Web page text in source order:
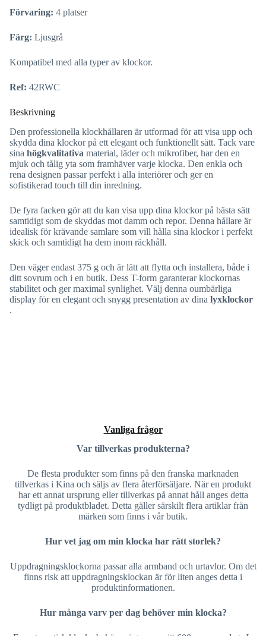
Förvaring: 4 platser
Färg: Ljusgrå
Kompatibel med alla typer av klockor.
Ref: 42RWC
Beskrivning
Den professionella klockhållaren är utformad för att visa upp och
skydda dina klockor på ett elegant och funktionellt sätt. Tack vare
sina högkvalitativa material, läder och mikrofiber, har den en
mjuk och tålig yta som framhäver varje klocka. Den enkla och
rena designen passar perfekt i alla interiörer och ger en
sofistikerad touch till din inredning.
De fyra facken gör att du kan visa upp dina klockor på bästa sätt
samtidigt som de skyddas mot damm och repor. Denna hållare är
idealisk för krävande samlare som vill hålla sina klockor i perfekt
skick och samtidigt ha dem inom räckhåll.
Den väger endast 375 g och är lätt att flytta och installera, både i
ditt sovrum och i en butik. Dess T-form garanterar klockornas
stabilitet och ger maximal synlighet. Välj denna oumbärliga
display för en elegant och snygg presentation av dina lyxklockor
.
Vanliga frågor
Var tillverkas produkterna?
De flesta produkter som finns på den franska marknaden
tillverkas i Kina och säljs av flera återförsäljare. När en produkt
har ett annat ursprung eller tillverkas på annat håll anges detta
tydligt på produktbladet. Detta gäller särskilt flera artiklar från
märken som finns i vår butik.
Hur vet jag om min klocka har rätt storlek?
Uppdragningsklockorna passar alla armband och urtavlor. Om det
finns risk att uppdragningsklockan är för liten anges detta i
produktinformationen.
Hur många varv per dag behöver min klocka?